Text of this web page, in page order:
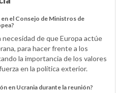
el Consejo de Ministros de
de que Europa actúe
para hacer frente a los
la importancia de los valores
en la política exterior.
en Ucrania durante la reunión?